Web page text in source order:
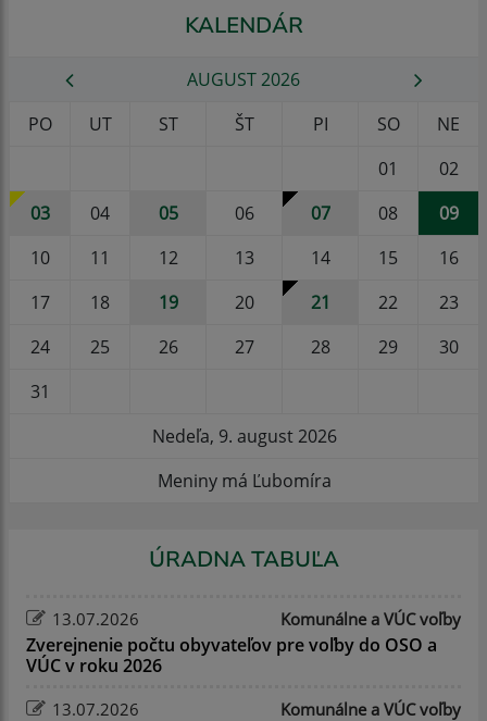
KALENDÁR
AUGUST 2026
PO
UT ST ŠT PI SO
NE
01
02
03
04 05 06 07 08
09
10
11 12 13 14 15
16
17
18 19 20 21 22
23
24
25 26 27 28 29
30
31
Nedeľa, 9. august 2026
Meniny má Ľubomíra
ÚRADNA TABUĽA
13.07.2026 Komunálne a VÚC voľby
Zverejnenie počtu obyvateľov pre voľby do OSO a
VÚC v roku 2026
13.07.2026 Komunálne a VÚC voľby